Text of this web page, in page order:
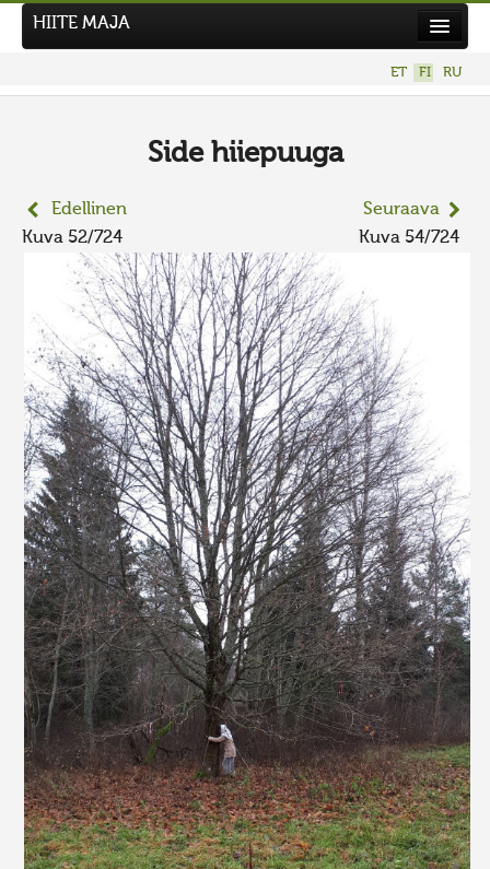
UUSI KUVAKILPAILU
AIEMMAT KILPAILUT
HIITE MAJA
ET FI RU
Side hiiepuuga
Edellinen
Kuva 52/724
Seuraava
Kuva 54/724